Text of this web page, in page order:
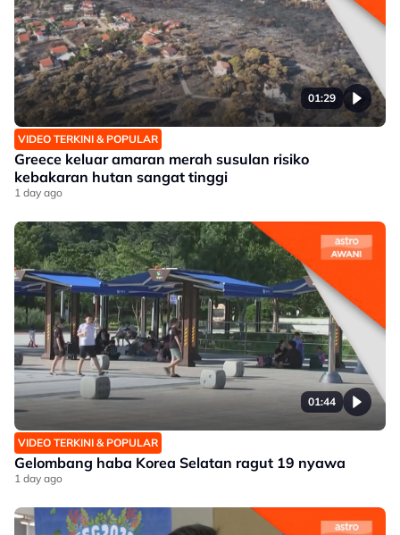
01:29
VIDEO TERKINI & POPULAR
Greece keluar amaran merah susulan risiko
kebakaran hutan sangat tinggi
1 day ago
01:44
VIDEO TERKINI & POPULAR
Gelombang haba Korea Selatan ragut 19 nyawa
1 day ago